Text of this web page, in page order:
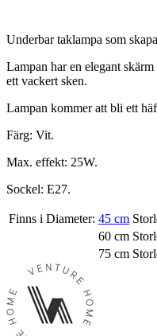
Underbar taklampa som
Lampan har en elegant
ett vackert sken.
Lampan kommer att bli ett
Färg: Vit.
Max. effekt: 25W.
Sockel: E27.
Finns i Diameter: 45 cm
60 cm
75 cm